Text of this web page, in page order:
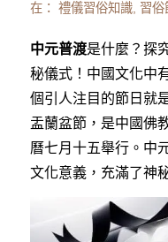
在： 禮儀習俗知識, 習俗
中元普渡是什麼？探
秘儀式！中國文化中
個引人注目的節日就
盂蘭盆節 ，是中國佛
曆七月十五舉行。中
文化意義，充滿了神